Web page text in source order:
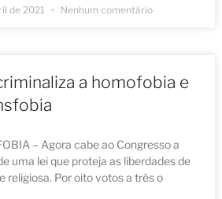
de 2021 Nenhum comentário
a homofobia e
– Agora cabe ao Congresso a
uma lei que proteja as liberdades de
religiosa. Por oito votos a três o